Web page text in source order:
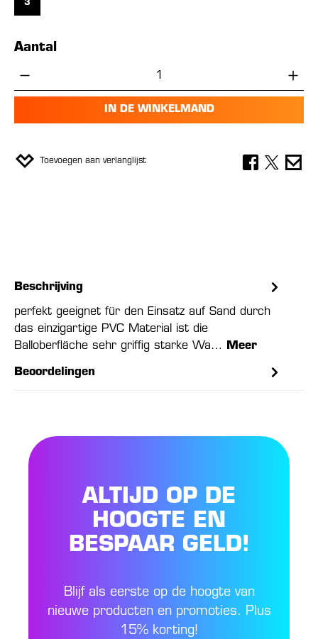
3
Aantal
Producthoeveelheid: Voer de gewenste
IN DE WINKELMAND
Toevoegen aan verlanglijst
Beschrijving
perfekt geeignet für den Einsatz auf Sand durch
das einzigartige PVC Material ist die
Balloberfläche sehr griffig starke Wa…
Meer
Beoordelingen
ALTIJD OP DE
HOOGTE EN
BESPAAR GELD!
Blijf als eerste op de hoogte van
nieuwe producten en promoties. Plus
15% korting!